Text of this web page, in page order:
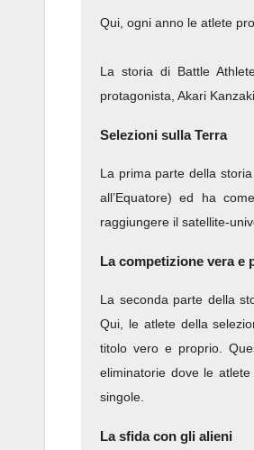
Qui, ogni anno le atlete
La storia di Battle
protagonista, Akari
Selezioni sulla Terra
La prima parte della
all’Equatore) ed ha
raggiungere il satellite-
La competizione vera e
La seconda parte della
Qui, le atlete della
titolo vero e proprio.
eliminatorie dove le
singole.
La sfida con gli alieni